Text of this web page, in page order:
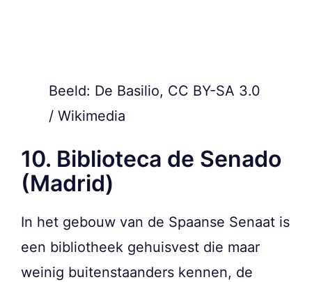
Beeld: De Basilio, CC BY-SA 3.0
/ Wikimedia
10. Biblioteca de Senado
(Madrid)
In het gebouw van de Spaanse Senaat is
een bibliotheek gehuisvest die maar
weinig buitenstaanders kennen, de